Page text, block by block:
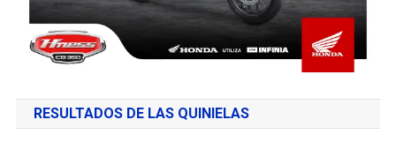
RESULTADOS DE LAS QUINIELAS